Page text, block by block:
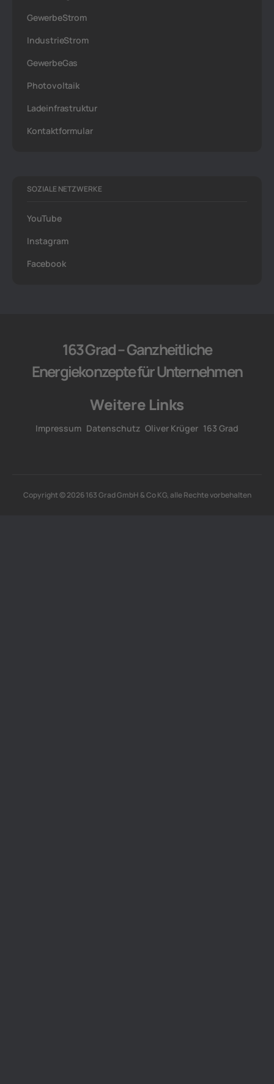
GewerbeStrom
IndustrieStrom
GewerbeGas
Photovoltaik
Ladeinfrastruktur
Kontaktformular
SOZIALE NETZWERKE
YouTube
Instagram
Facebook
163 Grad – Ganzheitliche
Energiekonzepte für Unternehmen
Weitere Links
Impressum Datenschutz Oliver Krüger 163 Grad
Copyright © 2026 163 Grad GmbH & Co KG, alle Rechte vorbehalten